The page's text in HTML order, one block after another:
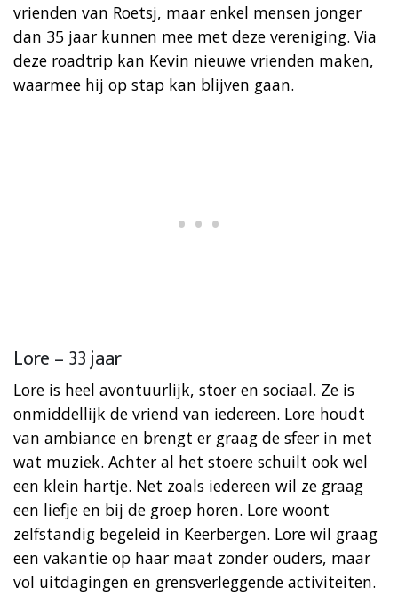
vrienden van Roetsj, maar enkel mensen jonger
dan 35 jaar kunnen mee met deze vereniging. Via
deze roadtrip kan Kevin nieuwe vrienden maken,
waarmee hij op stap kan blijven gaan.
Lore – 33 jaar
Lore is heel avontuurlijk, stoer en sociaal. Ze is
onmiddellijk de vriend van iedereen. Lore houdt
van ambiance en brengt er graag de sfeer in met
wat muziek. Achter al het stoere schuilt ook wel
een klein hartje. Net zoals iedereen wil ze graag
een liefje en bij de groep horen. Lore woont
zelfstandig begeleid in Keerbergen. Lore wil graag
een vakantie op haar maat zonder ouders, maar
vol uitdagingen en grensverleggende activiteiten.